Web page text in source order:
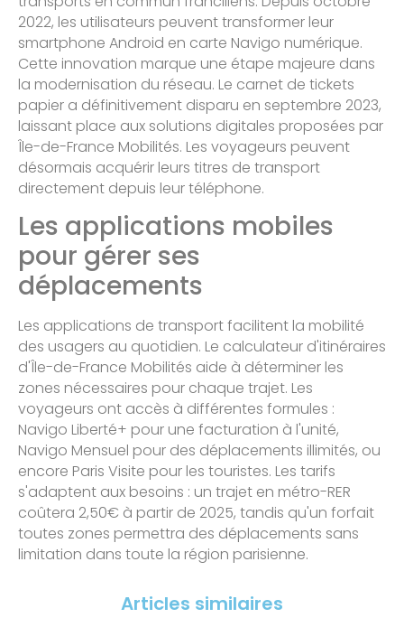
Articles similaires
2022, les utilisateurs peuvent transformer leur
smartphone Android en carte Navigo numérique.
Cette innovation marque une étape majeure dans
la modernisation du réseau. Le carnet de tickets
papier a définitivement disparu en septembre 2023,
laissant place aux solutions digitales proposées par
Île-de-France Mobilités. Les voyageurs peuvent
désormais acquérir leurs titres de transport
directement depuis leur téléphone.
Les applications mobiles
pour gérer ses
déplacements
Les applications de transport facilitent la mobilité
des usagers au quotidien. Le calculateur d'itinéraires
d'Île-de-France Mobilités aide à déterminer les
zones nécessaires pour chaque trajet. Les
voyageurs ont accès à différentes formules :
Navigo Liberté+ pour une facturation à l'unité,
Navigo Mensuel pour des déplacements illimités, ou
encore Paris Visite pour les touristes. Les tarifs
s'adaptent aux besoins : un trajet en métro-RER
coûtera 2,50€ à partir de 2025, tandis qu'un forfait
toutes zones permettra des déplacements sans
limitation dans toute la région parisienne.